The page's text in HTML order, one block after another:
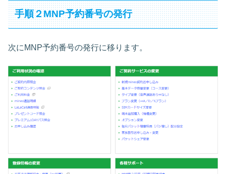
手順２MNP予約番号の発行
次にMNP予約番号の発行に移ります。